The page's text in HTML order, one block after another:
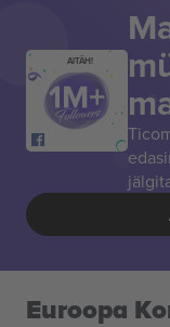
AITÄH!
Euroopa